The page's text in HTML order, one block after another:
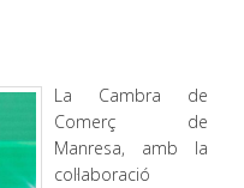
La Cambra de
Comerç de
Manresa, amb la
col·laboració